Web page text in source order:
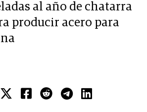
al año de chatarra
producir acero para